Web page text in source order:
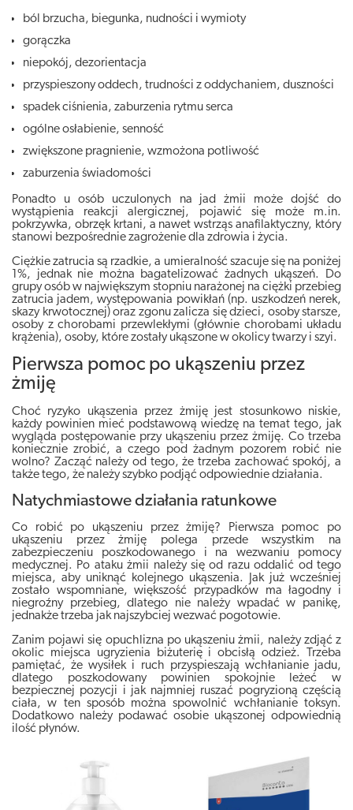
ból brzucha, biegunka, nudności i wymioty
gorączka
niepokój, dezorientacja
przyspieszony oddech, trudności z oddychaniem, duszności
spadek ciśnienia, zaburzenia rytmu serca
ogólne osłabienie, senność
zwiększone pragnienie, wzmożona potliwość
zaburzenia świadomości
Ponadto u osób uczulonych na jad żmii może dojść do
wystąpienia reakcji alergicznej, pojawić się może m.in.
pokrzywka, obrzęk krtani, a nawet wstrząs anafilaktyczny, który
stanowi bezpośrednie zagrożenie dla zdrowia i życia.
Ciężkie zatrucia są rzadkie, a umieralność szacuje się na poniżej
1%, jednak nie można bagatelizować żadnych ukąszeń. Do
grupy osób w największym stopniu narażonej na ciężki przebieg
zatrucia jadem, występowania powikłań (np. uszkodzeń nerek,
skazy krwotocznej) oraz zgonu zalicza się dzieci, osoby starsze,
osoby z chorobami przewlekłymi (głównie chorobami układu
krążenia), osoby, które zostały ukąszone w okolicy twarzy i szyi.
Pierwsza pomoc po ukąszeniu przez
żmiję
Choć ryzyko ukąszenia przez żmiję jest stosunkowo niskie,
każdy powinien mieć podstawową wiedzę na temat tego, jak
wygląda postępowanie przy ukąszeniu przez żmiję. Co trzeba
koniecznie zrobić, a czego pod żadnym pozorem robić nie
wolno? Zacząć należy od tego, że trzeba zachować spokój, a
także tego, że należy szybko podjąć odpowiednie działania.
Natychmiastowe działania ratunkowe
Co robić po ukąszeniu przez żmiję? Pierwsza pomoc po
ukąszeniu przez żmiję polega przede wszystkim na
zabezpieczeniu poszkodowanego i na wezwaniu pomocy
medycznej. Po ataku żmii należy się od razu oddalić od tego
miejsca, aby uniknąć kolejnego ukąszenia. Jak już wcześniej
zostało wspomniane, większość przypadków ma łagodny i
niegroźny przebieg, dlatego nie należy wpadać w panikę,
jednakże trzeba jak najszybciej wezwać pogotowie.
Zanim pojawi się opuchlizna po ukąszeniu żmii, należy zdjąć z
okolic miejsca ugryzienia biżuterię i obcisłą odzież. Trzeba
pamiętać, że wysiłek i ruch przyspieszają wchłanianie jadu,
dlatego poszkodowany powinien spokojnie leżeć w
bezpiecznej pozycji i jak najmniej ruszać pogryzioną częścią
ciała, w ten sposób można spowolnić wchłanianie toksyn.
Dodatkowo należy podawać osobie ukąszonej odpowiednią
ilość płynów.